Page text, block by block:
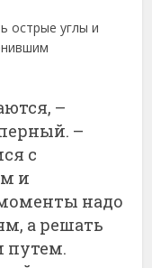
острые углы и
–
–
с
и
надо
а решать
путем.